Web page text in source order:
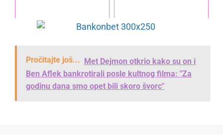
Pročitajte još... Met Dejmon otkrio kako su on i
Ben Aflek bankrotirali posle kultnog filma: "Za
godinu dana smo opet bili skoro švorc"